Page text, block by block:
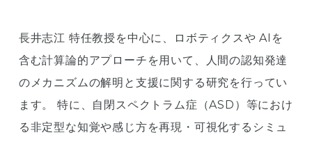
長井志江 特任教授を中心に、ロボティクスや AIを
含む計算論的アプローチを用いて、人間の認知発達
のメカニズムの解明と支援に関する研究を行ってい
ます。 特に、自閉スペクトラム症（ASD）等におけ
る非定型な知覚や感じ方を再現・可視化するシミュ